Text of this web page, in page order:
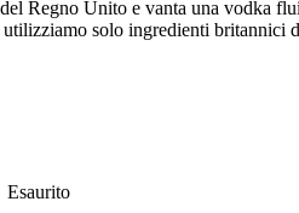
Regno Unito e vanta una vodka
solo ingredienti britannici
Esaurito